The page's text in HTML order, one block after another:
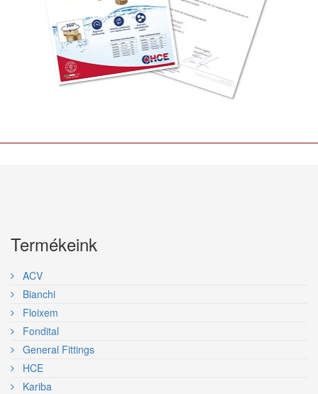
Termékeink
ACV
Bianchi
Floixem
Fondital
General Fittings
HCE
Kariba